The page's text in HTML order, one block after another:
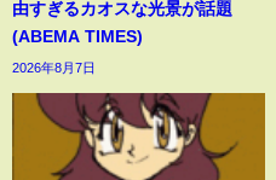
由すぎるカオスな光景が話題
(ABEMA TIMES)
2026年8月7日